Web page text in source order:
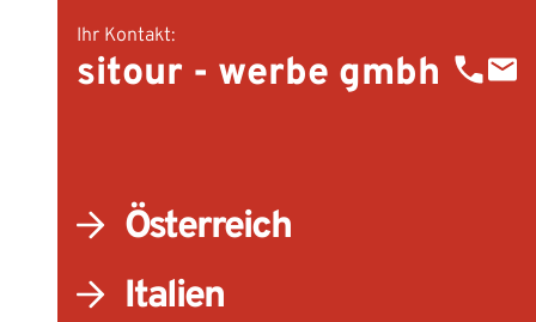
Ihr Kontakt:
sitour - werbe gmbh
Österreich
Italien